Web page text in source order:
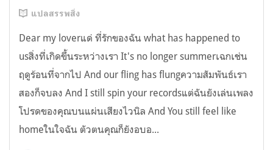
แปลสรรพสิ่ง
Dear my loverแด่ ที่รักของฉัน what has happened to
usสิ่งที่เกิดขึ้นระหว่างเรา It's no longer summerเฉกเช่น
ฤดูร้อนที่จากไป And our fling has flungความสัมพันธ์เรา
สองก็จบลง And I still spin your recordsแต่ฉันยังเล่นเพลง
โปรดของคุณบนแผ่นเสียงไวนิล And You still feel like
homeในใจฉัน ตัวตนคุณก็ยังอบอ...